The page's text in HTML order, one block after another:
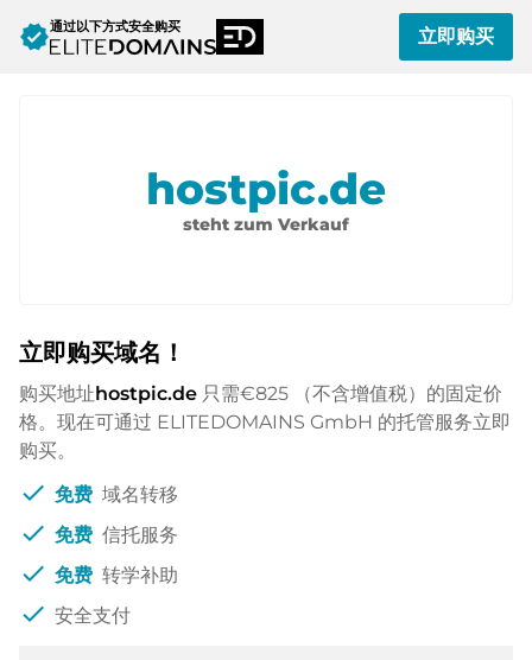
verified通过以下方式安全购买 立即购买
hostpic.de
steht zum Verkauf
立即购买域名！
购买地址hostpic.de 只需€825
（不含增值税）的固定价
格。现在可通过 ELITEDOMAINS GmbH 的托管服务立即
购买。
check 免费 域名转移
check 免费 信托服务
check 免费 转学补助
check 安全支付